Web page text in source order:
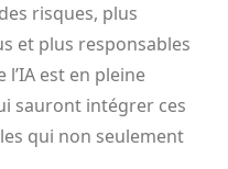
risques, plus
et plus responsables
est en pleine
sauront intégrer ces
qui non seulement